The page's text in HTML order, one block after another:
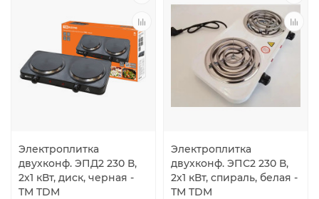
Электроплитка
двухконф. ЭПД2 230 В,
2х1 кВт, диск, черная -
TM TDM
Электроплитка
двухконф. ЭПС2 230 В,
2х1 кВт, спираль, белая -
ТМ TDM